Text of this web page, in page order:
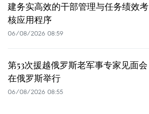
建务实高效的干部管理与任务绩效考
核应用程序
06/08/2026 08:59
第53次援越俄罗斯老军事专家见面会
在俄罗斯举行
06/08/2026 08:55